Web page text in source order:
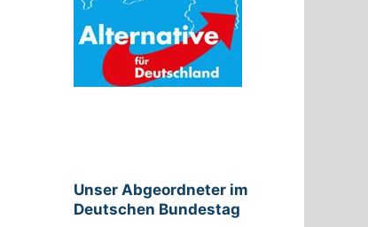
Unser Abgeordneter im
Deutschen Bundestag